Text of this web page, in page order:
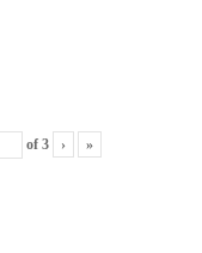
of 3 › »